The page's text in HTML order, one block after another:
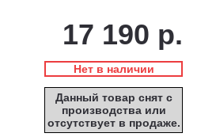
17 190 р.
Нет в наличии
Данный товар снят с
производства или
отсутствует в продаже.